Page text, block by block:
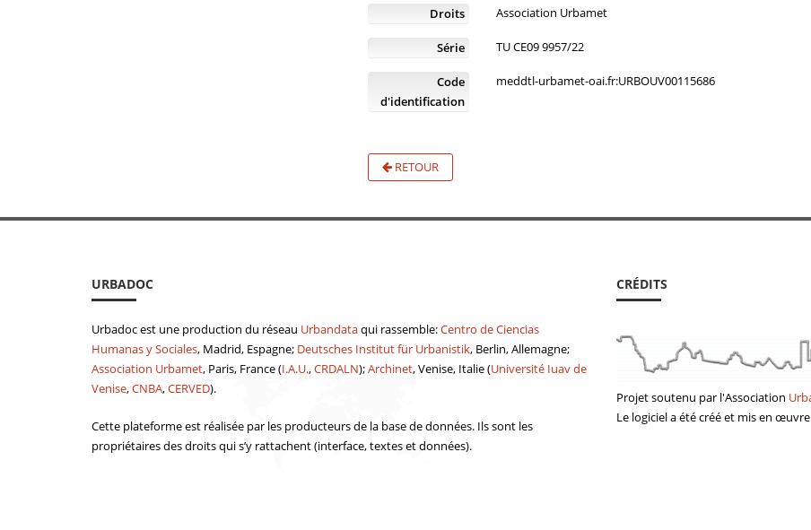
Droits Association Urbamet
Série TU CE09 9957/22
Code
d'identification
meddtl-urbamet-oai.fr:URBOUV00115686
RETOUR
URBADOC
Urbadoc est une production du réseau Urbandataqui rassemble:Centro de Ciencias
Humanas y Sociales, Madrid, Espagne; Deutsches Institut für Urbanistik, Berlin, Allemagne;
Association Urbamet, Paris, France (I.A.U.,CRDALN);Archinet, Venise, Italie (Université Iuav de
Venise,CNBA,CERVED).
Cette plateforme est réalisée par les producteurs de la base de données. Ils sont les
propriétaires des droits qui s’y rattachent (interface, textes et données).
CRÉDITS
Projet soutenu par l'Association
Le logiciel a étécrééet mis en œuvre